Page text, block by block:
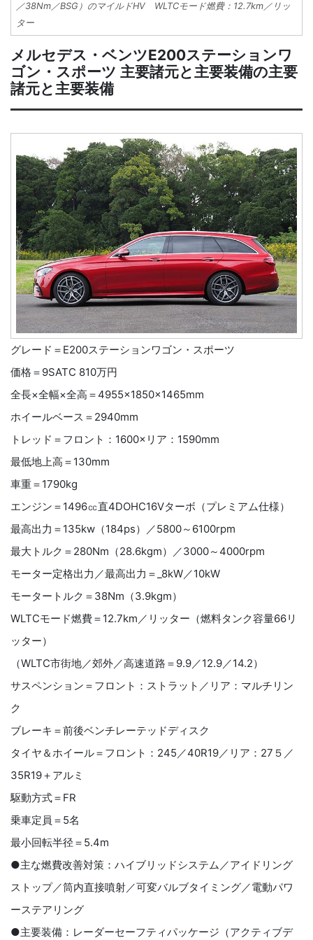
／38Nm／BSG）のマイルドHV WLTCモード燃費：12.7km／リッ
ター
メルセデス・ベンツE200ステーションワ
ゴン・スポーツ 主要諸元と主要装備の主要
諸元と主要装備
グレード＝E200ステーションワゴン・スポーツ
価格＝9SATC 810万円
全長×全幅×全高＝4955×1850×1465mm
ホイールベース＝2940mm
トレッド＝フロント：1600×リア：1590mm
最低地上高＝130mm
車重＝1790kg
エンジン＝1496㏄直4DOHC16Vターボ（プレミアム仕様）
最高出力＝135kw（184ps）／5800～6100rpm
最大トルク＝280Nm（28.6kgm）／3000～4000rpm
モーター定格出力／最高出力＝_8kW／10kW
モータートルク＝38Nm（3.9kgm）
WLTCモード燃費＝12.7km／リッター（燃料タンク容量66リ
ッター）
（WLTC市街地／郊外／高速道路＝9.9／12.9／14.2）
サスペンション＝フロント：ストラット／リア：マルチリン
ク
ブレーキ＝前後ベンチレーテッドディスク
タイヤ＆ホイール＝フロント：245／40R19／リア：27５／
35R19＋アルミ
駆動方式＝FR
乗車定員＝5名
最小回転半径＝5.4m
●主な燃費改善対策：ハイブリッドシステム／アイドリング
ストップ／筒内直接噴射／可変バルブタイミング／電動パワ
ーステアリング
●主要装備：レーダーセーフティパッケージ（アクティブデ